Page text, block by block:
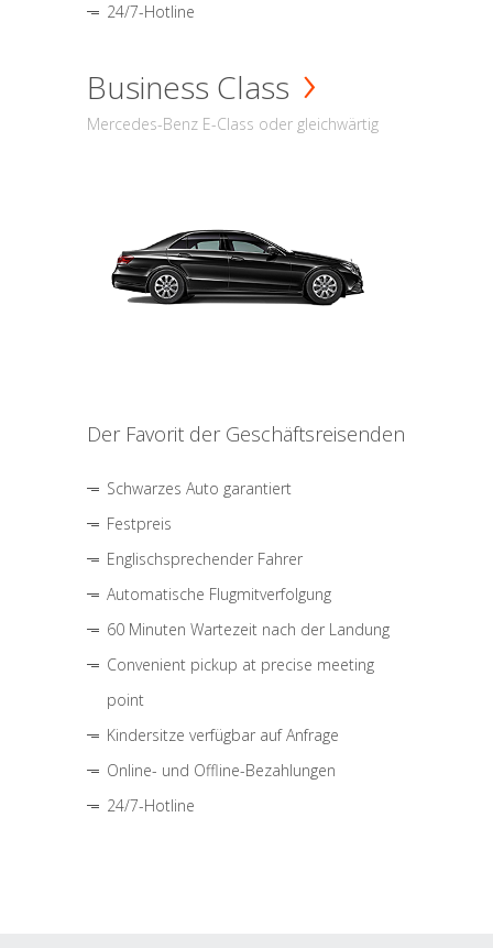
24/7-Hotline
Business Class
Mercedes-Benz E-Class oder gleichwärtig
Der Favorit der Geschäftsreisenden
Schwarzes Auto garantiert
Festpreis
Englischsprechender Fahrer
Automatische Flugmitverfolgung
60 Minuten Wartezeit nach der Landung
Convenient pickup at precise meeting
point
Kindersitze verfügbar auf Anfrage
Online- und Offline-Bezahlungen
24/7-Hotline